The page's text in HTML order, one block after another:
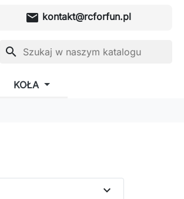
mail kontakt@rcforfun.pl
search
KOŁA
expand_more